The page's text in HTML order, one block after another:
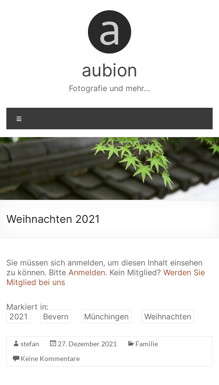
aubion
Fotografie und mehr…
Weihnachten 2021
Sie müssen sich anmelden, um diesen Inhalt einsehen
zu können. Bitte Anmelden. Kein Mitglied?Werden Sie
Mitglied bei uns
Markiert in:
2021
Bevern Münchingen Weihnachten
stefan 27. Dezember 2021
Familie
Keine Kommentare